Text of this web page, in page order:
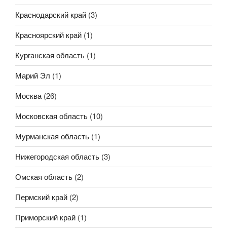
Краснодарский край (3)
Красноярский край (1)
Курганская область (1)
Марий Эл (1)
Москва (26)
Московская область (10)
Мурманская область (1)
Нижегородская область (3)
Омская область (2)
Пермский край (2)
Приморский край (1)